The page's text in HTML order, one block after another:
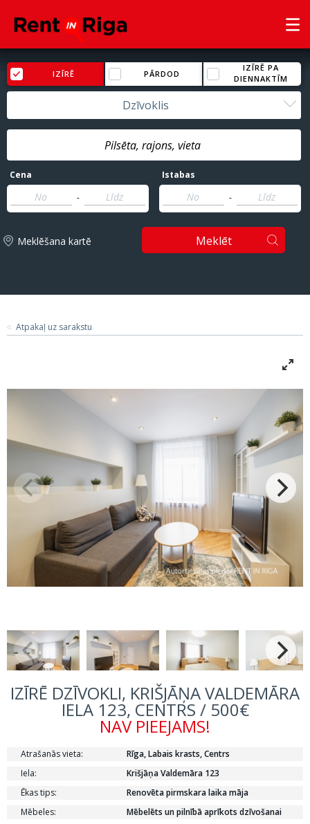
IZĪRĒ PĀRDOD
IZĪRĒ PA
DIENNAKTĪM
Dzīvoklis
Cena
-
Istabas
-
Meklēšana kartē Meklēt
Atpakaļ uz sarakstu
IZĪRĒ DZĪVOKLI, KRIŠJĀŅA VALDEMĀRA
IELA 123, CENTRS / 500€
NAV PIEEJAMS!
Atrašanās vieta:
Rīga, Labais krasts, Centrs
Iela:
Krišjāņa Valdemāra 123
Ēkas tips:
Renovēta pirmskara laika māja
Mēbeles:
Mēbelēts un pilnībā aprīkots dzīvošanai